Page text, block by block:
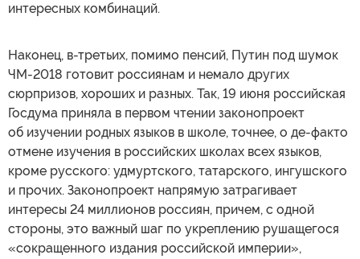
интересных комбинаций.
Наконец, в-третьих, помимо пенсий, Путин под шумок
ЧМ-2018 готовит россиянам и немало других
сюрпризов, хороших и разных. Так, 19 июня российская
Госдума приняла в первом чтении законопроект
об изучении родных языков в школе, точнее, о де-факто
отмене изучения в российских школах всех языков,
кроме русского: удмуртского, татарского, ингушского
и прочих. Законопроект напрямую затрагивает
интересы 24 миллионов россиян, причем, с одной
стороны, это важный шаг по укреплению рушащегося
«сокращенного издания российской империи»,